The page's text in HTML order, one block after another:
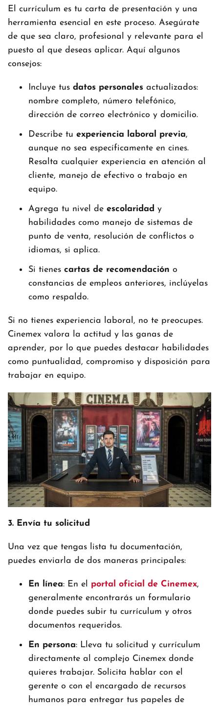
El currículum es tu carta de presentación y una
herramienta esencial en este proceso. Asegúrate
de que sea claro, profesional y relevante para el
puesto al que deseas aplicar. Aquí algunos
consejos:
Incluye tus datos personales actualizados:
nombre completo, número telefónico,
dirección de correo electrónico y domicilio.
Describe tu experiencia laboral previa,
aunque no sea específicamente en cines.
Resalta cualquier experiencia en atención al
cliente, manejo de efectivo o trabajo en
equipo.
Agrega tu nivel de escolaridad y
habilidades como manejo de sistemas de
punto de venta, resolución de conflictos o
idiomas, si aplica.
Si tienes cartas de recomendación o
constancias de empleos anteriores, inclúyelas
como respaldo.
Si no tienes experiencia laboral, no te preocupes.
Cinemex valora la actitud y las ganas de
aprender, por lo que puedes destacar habilidades
como puntualidad, compromiso y disposición para
trabajar en equipo.
3. Envía tu solicitud
Una vez que tengas lista tu documentación,
puedes enviarla de dos maneras principales:
En línea: En el portal oficial de Cinemex,
generalmente encontrarás un formulario
donde puedes subir tu currículum y otros
documentos requeridos.
En persona: Lleva tu solicitud y currículum
directamente al complejo Cinemex donde
quieres trabajar. Solicita hablar con el
gerente o con el encargado de recursos
humanos para entregar tus papeles de